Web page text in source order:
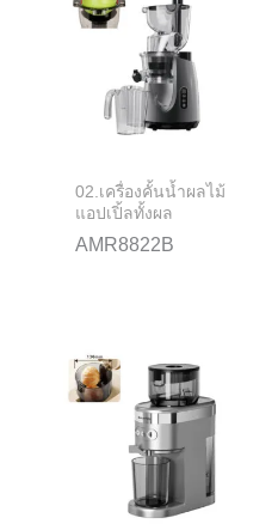
02.เครื่องคั้นน้ำผลไม้
แอปเปิ้ลทั้งผล
AMR8822B